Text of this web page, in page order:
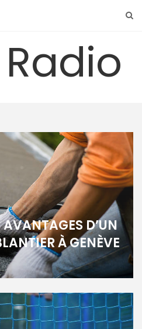
AVANTAGES D’UN
À GENÈVE